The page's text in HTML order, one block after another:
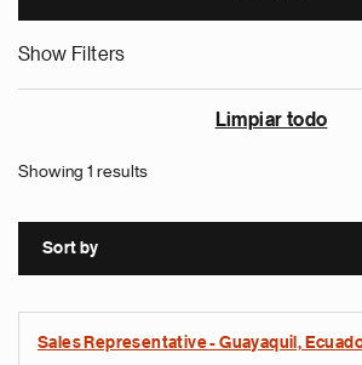
Show Filters
Limpiar todo
Showing 1 results
Sort by
Sales Representative - Guayaquil,